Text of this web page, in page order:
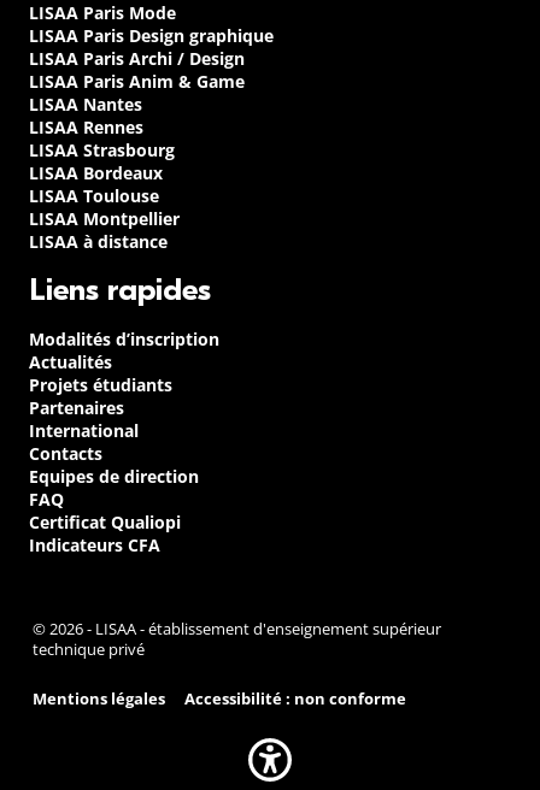
LISAA Paris Mode
LISAA Paris Design graphique
LISAA Paris Archi / Design
LISAA Paris Anim & Game
LISAA Nantes
LISAA Rennes
LISAA Strasbourg
LISAA Bordeaux
LISAA Toulouse
LISAA Montpellier
LISAA à distance
Liens rapides
Modalités d’inscription
Actualités
Projets étudiants
Partenaires
International
Contacts
Equipes de direction
FAQ
Certificat Qualiopi
Indicateurs CFA
© 2026 - LISAA - établissement d'enseignement supérieur
technique privé
Mentions légales Accessibilité : non conforme